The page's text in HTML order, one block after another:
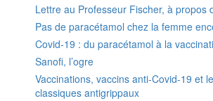
Lettre au Professeur Fischer, à propos
Pas de paracétamol chez la femme
Covid-19 : du paracétamol à la
Sanofi, l’ogre
Vaccinations, vaccins anti-Covid-19 et
classiques antigrippaux